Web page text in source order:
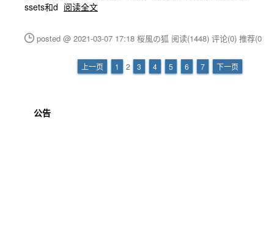
ssets和d 阅读全文
posted @ 2021-03-07 17:18 桜風の狐 阅读(1448) 评论(0) 推荐(0)
上一页 1 2 3 4 5 6 7 下一页
公告